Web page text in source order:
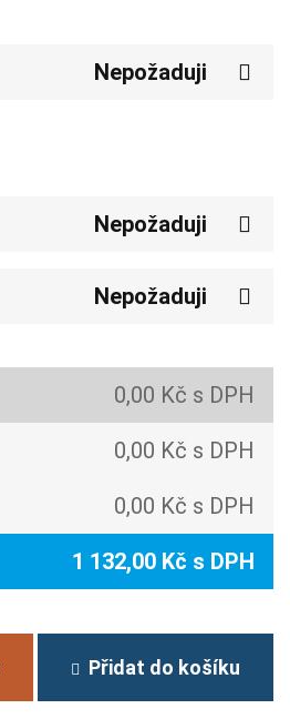
Nepožaduji
Nepožaduji
Nepožaduji
0,00 Kč s DPH
0,00 Kč s DPH
0,00 Kč s DPH
1 132,00 Kč s DPH
Přidat do košíku